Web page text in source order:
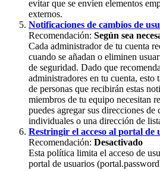
evitar que se envíen elementos
externos.
Notificaciones de cambios de
Recomendación: Según sea
Cada administrador de tu cuenta
cuando se añadan o eliminen
de seguridad. Dado que
administradores en tu cuenta, esto
de personas que recibirán estas
miembros de tu equipo necesitan
puedes agregar sus direcciones de
individuales o una dirección de
Restringir el acceso al portal de
Recomendación: Desactivado
Esta política limita el acceso de
portal de usuarios (portal.